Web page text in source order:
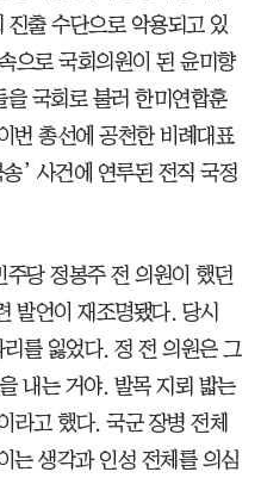
출 수단으로 악용되고 있
으로 국회의원이 된 윤미향
국회로 불러 한미연합훈
번 총선에 공천한 비례대표
’ 사건에 연루된 전직 국정
당 정봉주 전 의원이 했던
발언이 재조명됐다. 당시
를 잃었다. 정 전 의원은 그
내는 거야. 발목 지뢰 밟는
라고 했다. 국군 장병 전체
는 생각과 인성 전체를 의심